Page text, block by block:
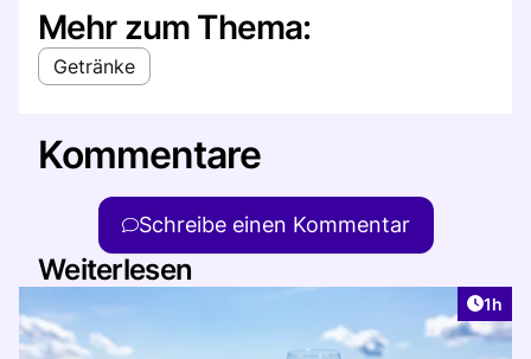
Mehr zum Thema:
Getränke
Kommentare
Schreibe einen Kommentar
Weiterlesen
1h